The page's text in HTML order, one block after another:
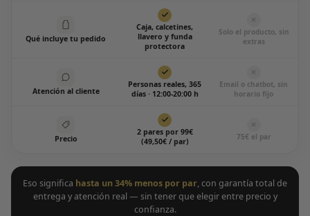
Qué incluye tu pedido
Caja, calcetines,
llavero y funda
protectora
Solo el producto, sin
extras
Atención al cliente
Personas reales, 365
días · 12:00-20:00 h
Email o chatbot, sin
horario fijo
Precio
2 pares por 99€
(49,50€ / par)
75€ el par
Eso significa hasta un 34% menos por par, con garantía total de
entrega y atención real — sin tener que elegir entre precio y
confianza.